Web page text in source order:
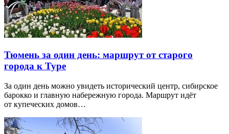
Тюмень за один день: маршрут от старого
города к Туре
За один день можно увидеть исторический центр, сибирское
барокко и главную набережную города. Маршрут идёт
от купеческих домов…